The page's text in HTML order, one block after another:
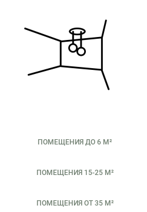
ПОМЕЩЕНИЯ ДО 6 М²
ПОМЕЩЕНИЯ 15-25 М²
ПОМЕЩЕНИЯ ОТ 35 М²